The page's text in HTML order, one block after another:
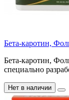
Бета-каротин,
Бета-каротин,
специально
Нет в наличии